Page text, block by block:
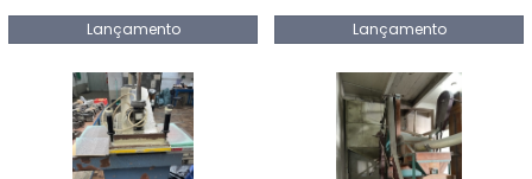
Lançamento Lançamento